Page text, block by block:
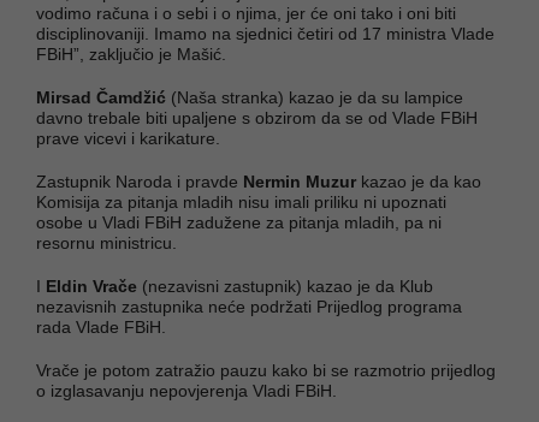
vodimo računa i o sebi i o njima, jer će oni tako i oni biti
disciplinovaniji. Imamo na sjednici četiri od 17 ministra Vlade
FBiH”, zaključio je Mašić.
Mirsad Čamdžić (Naša stranka) kazao je da su lampice
davno trebale biti upaljene s obzirom da se od Vlade FBiH
prave vicevi i karikature.
Zastupnik Naroda i pravde Nermin Muzur kazao je da kao
Komisija za pitanja mladih nisu imali priliku ni upoznati
osobe u Vladi FBiH zadužene za pitanja mladih, pa ni
resornu ministricu.
I Eldin Vrače (nezavisni zastupnik) kazao je da Klub
nezavisnih zastupnika neće podržati Prijedlog programa
rada Vlade FBiH.
Vrače je potom zatražio pauzu kako bi se razmotrio prijedlog
o izglasavanju nepovjerenja Vladi FBiH.